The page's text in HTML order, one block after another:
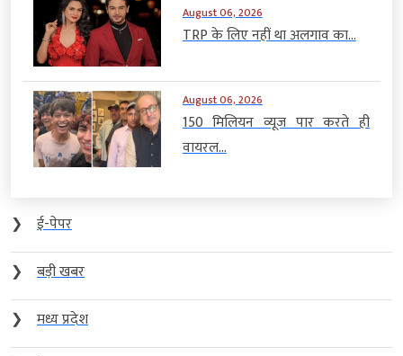
August 06, 2026
TRP के लिए नहीं था अलगाव का...
August 06, 2026
150 मिलियन व्यूज पार करते ही
वायरल...
❯
ई-पेपर
❯
बड़ी खबर
❯
मध्य प्रदेश